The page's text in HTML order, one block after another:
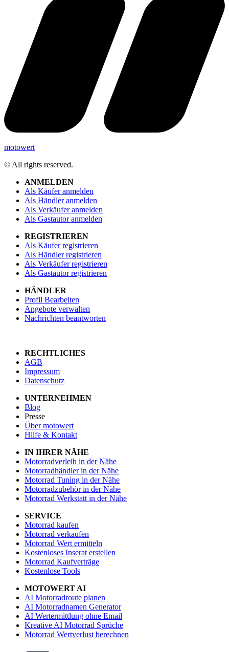
motowert
© All rights reserved.
ANMELDEN
Als Käufer anmelden
Als Händler anmelden
Als Verkäufer anmelden
Als Gastautor anmelden
REGISTRIEREN
Als Käufer registrieren
Als Händler registrieren
Als Verkäufer registrieren
Als Gastautor registrieren
HÄNDLER
Profil Bearbeiten
Angebote verwalten
Nachrichten beantworten
RECHTLICHES
AGB
Impressum
Datenschutz
UNTERNEHMEN
Blog
Presse
Über motowert
Hilfe & Kontakt
IN IHRER NÄHE
Motorradverleih in der Nähe
Motorradhändler in der Nähe
Motorrad Tuning in der Nähe
Motorradzubehör in der Nähe
Motorrad Werkstatt in der Nähe
SERVICE
Motorrad kaufen
Motorrad verkaufen
Motorrad Wert ermitteln
Kostenloses Inserat erstellen
Motorrad Kaufverträge
Kostenlose Tools
MOTOWERT AI
AI Motorradroute planen
AI Motorradnamen Generator
AI Wertermittlung ohne Email
Kreative AI Motorrad Sprüche
Motorrad Wertverlust berechnen